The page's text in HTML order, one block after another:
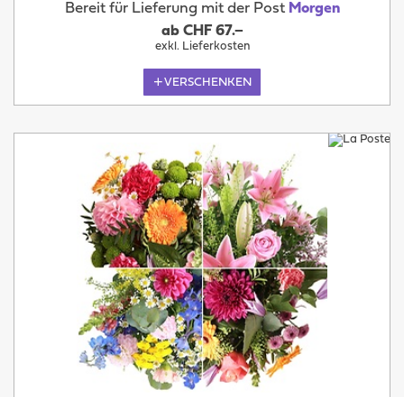
Bereit für Lieferung mit der Post Morgen
ab CHF 67.–
exkl. Lieferkosten
VERSCHENKEN